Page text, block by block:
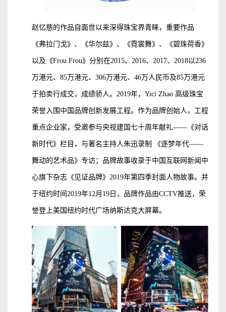
赵忆慈的作品自面世以来深得珠宝界青睐，重要作品
《弗拉门戈》、《华尔兹》、《霓裳舞》、《碧珠荷香》
以及《Frou Frou》分别在2015、2016、2017、2018以236
万港元、85万港元、306万港元、46万人民币及85万港元
于拍卖行成交，成绩骄人。2019年，Yici Zhao 高级珠宝
荣誉入围中国品牌创新发展工程。作为品牌创始人，工程
重点企业家，受邀参与央视建国七十周年献礼——《对话
新时代》栏目，与著名主持人朱迅录制 《逐梦年代——
舞动的艺术品》专访；品牌故事收录于中国互联网新闻中
心旗下杂志《见证品牌》2019年第四季封面人物故事。并
于纽约时间2019年12月19日，品牌作品由CCTV推送，荣
誉登上美国纽约时代广场纳斯达克大屏幕。